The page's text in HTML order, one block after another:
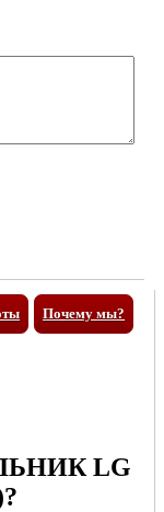
Почему мы?
LG